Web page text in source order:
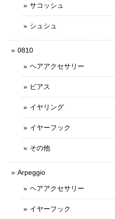
サコッシュ
シュシュ
0810
ヘアアクセサリー
ピアス
イヤリング
イヤーフック
その他
Arpeggio
ヘアアクセサリー
イヤーフック